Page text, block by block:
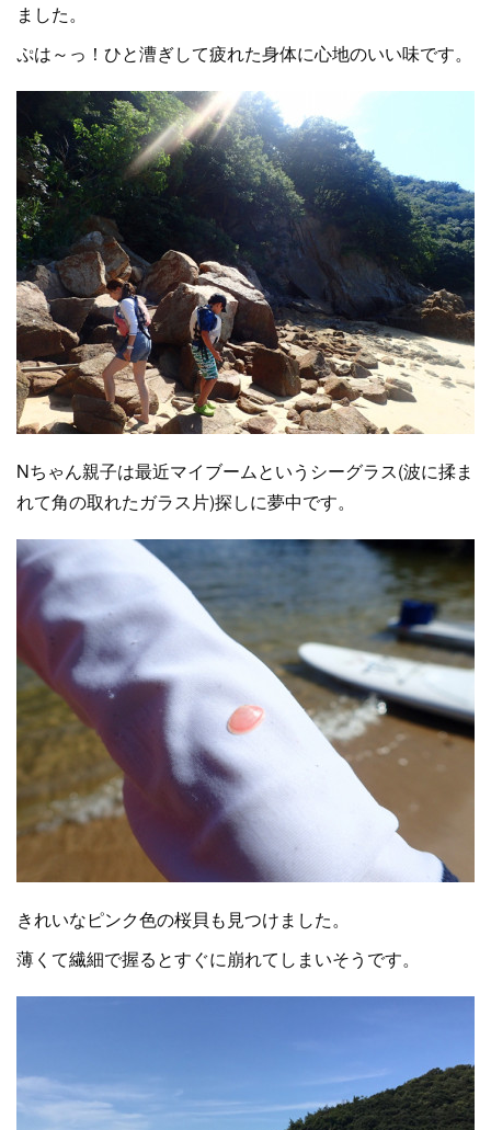
ました。
ぷは～っ！ひと漕ぎして疲れた身体に心地のいい味です。
Nちゃん親子は最近マイブームというシーグラス(波に揉ま
れて角の取れたガラス片)探しに夢中です。
きれいなピンク色の桜貝も見つけました。
薄くて繊細で握るとすぐに崩れてしまいそうです。